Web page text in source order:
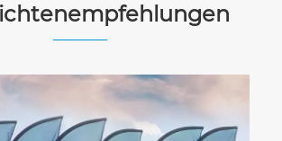
eine Pop-up-Wand Ihr